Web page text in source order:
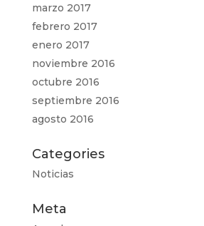
marzo 2017
febrero 2017
enero 2017
noviembre 2016
octubre 2016
septiembre 2016
agosto 2016
Categories
Noticias
Meta